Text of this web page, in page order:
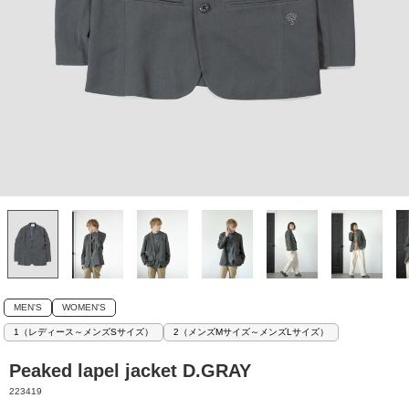
MEN'S WOMEN'S
1（レディース～メンズSサイズ） 2（メンズMサイズ～メンズLサイズ）
Peaked lapel jacket D.GRAY
223419